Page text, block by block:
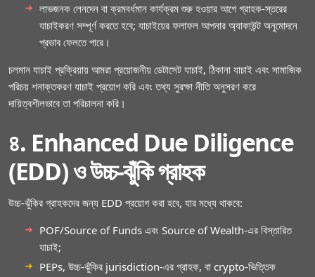
লাভজনক লেনদেন বা ক্রমবর্ধমান কার্যক্রম শুরু হওয়ার আগে গ্রাহক‑স্তরের
যাচাইকরণ সম্পূর্ণ করতে হবে; যাচাইয়ের ফলাফল আপনার অ্যাকাউন্ট অনুমোদনে
প্রভাব ফেলতে পারে।
চলমান যাচাই প্রক্রিয়ায় আমরা প্রয়োজনীয় ডেটাসেট যাচাই, ঠিকানা যাচাই এবং সামাজিক
পরিচয় শনাক্তকরণ যাচাই প্রয়োগ করি এবং তথ্য সুরক্ষা নীতি অনুসরণ করে
দায়িত্বশীলভাবে তা পরিচালনা করি।
৪. Enhanced Due Diligence
(EDD) ও উচ্চ‑ঝুঁকি গ্রাহক
উচ্চ‑ঝুঁকির গ্রাহকদের জন্য EDD প্রয়োগ করা হবে, যার মধ্যে থাকবে:
POF/Source of Funds এবং Source of Wealth‑এর বিস্তারিত
যাচাই;
PEPs, উচ্চ‑ঝুঁকির jurisdiction‑এর গ্রাহক, বা crypto‑ভিত্তিক